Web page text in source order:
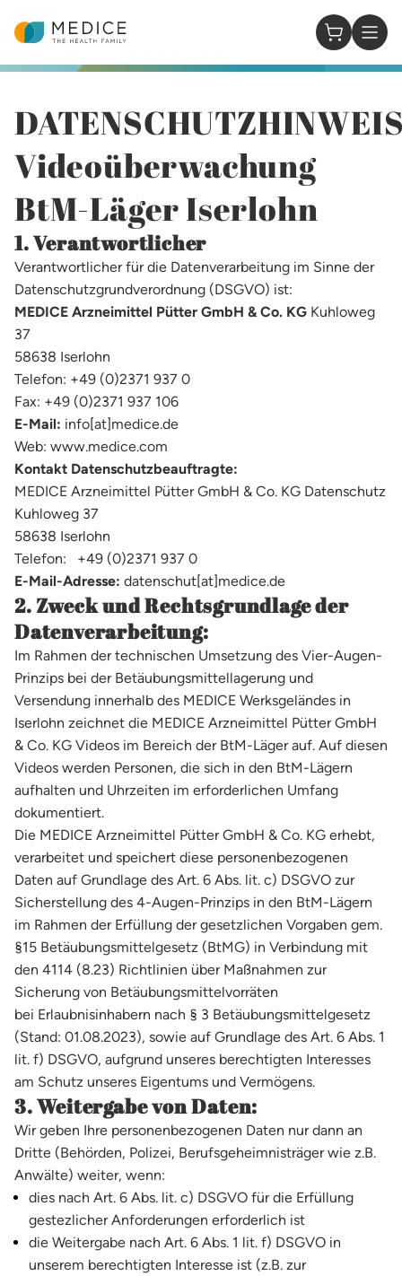
Homepage
0 Items in
Videoüberwachung
BtM-Läger Iserlohn​
1. Verantwortlicher
Verantwortlicher für die Datenverarbeitung im Sinne der
Datenschutzgrundverordnung (DSGVO) ist:
MEDICE Arzneimittel Pütter GmbH & Co. KG Kuhloweg
37
58638 Iserlohn
Telefon: +49 (0)2371 937 0
Fax: +49 (0)2371 937 106
E-Mail: info[at]medice.de
Web: www.medice.com
Kontakt Datenschutzbeauftragte:
MEDICE Arzneimittel Pütter GmbH & Co. KG Datenschutz
Kuhloweg 37
58638 Iserlohn
Telefon: +49 (0)2371 937 0
E-Mail-Adresse: datenschut[at]medice.de
2. Zweck und Rechtsgrundlage der
Datenverarbeitung:
Im Rahmen der technischen Umsetzung des Vier-Augen-
Prinzips bei der Betäubungsmittellagerung und
Versendung innerhalb des MEDICE Werksgeländes in
Iserlohn zeichnet die MEDICE Arzneimittel Pütter GmbH
& Co. KG Videos im Bereich der BtM-Läger auf. Auf diesen
Videos werden Personen, die sich in den BtM-Lägern
aufhalten und Uhrzeiten im erforderlichen Umfang
dokumentiert.
Die MEDICE Arzneimittel Pütter GmbH & Co. KG erhebt,
verarbeitet und speichert diese personenbezogenen
Daten auf Grundlage des Art. 6 Abs. lit. c) DSGVO zur
Sicherstellung des 4-Augen-Prinzips in den BtM-Lägern
im Rahmen der Erfüllung der gesetzlichen Vorgaben gem.
§15 Betäubungsmittelgesetz (BtMG) in Verbindung mit
den 4114 (8.23) Richtlinien über Maßnahmen zur
Sicherung von Betäubungsmittelvorräten
bei Erlaubnisinhabern nach § 3 Betäubungsmittelgesetz
(Stand: 01.08.2023), sowie auf Grundlage des Art. 6 Abs. 1
lit. f) DSGVO, aufgrund unseres berechtigten Interesses
am Schutz unseres Eigentums und Vermögens.
3. Weitergabe von Daten:
Wir geben Ihre personenbezogenen Daten nur dann an
Dritte (Behörden, Polizei, Berufsgeheimnisträger wie z.B.
Anwälte) weiter, wenn:
dies nach Art. 6 Abs. lit. c) DSGVO für die Erfüllung
gestezlicher Anforderungen erforderlich ist
die Weitergabe nach Art. 6 Abs. 1 lit. f) DSGVO in
unserem berechtigten Interesse ist (z.B. zur